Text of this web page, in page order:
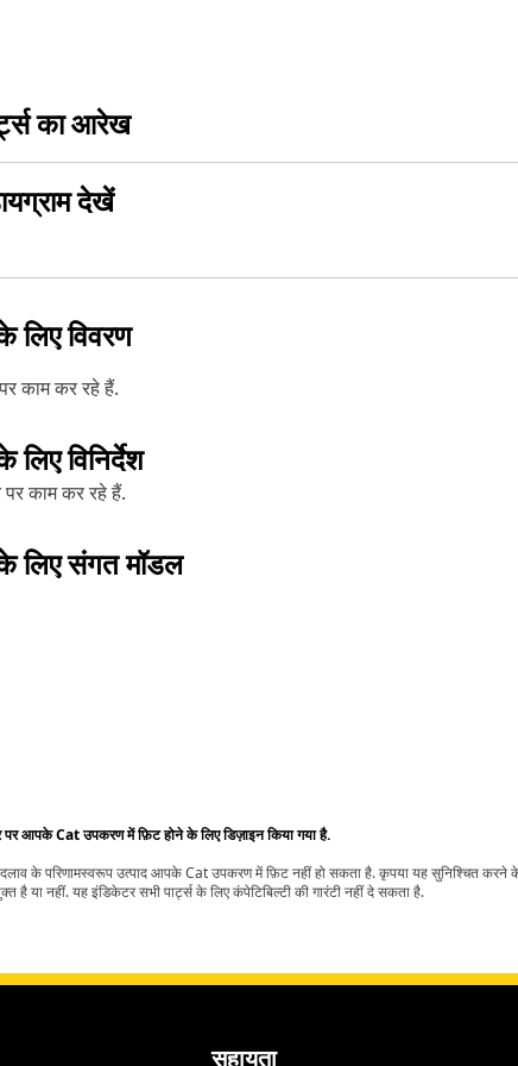
का आरेख
देखें
लिए विवरण
काम कर रहे हैं.
लिए विनिर्देश
पर काम कर रहे हैं.
लिए संगत मॉडल
पर आपके Cat उपकरण में फ़िट होने के लिए डिज़ाइन किया गया है.
के परिणामस्वरूप उत्पाद आपके Cat उपकरण में फ़िट नहीं हो सकता है. कृपया यह सुनिश्चित
या नहीं. यह इंडिकेटर सभी पार्ट्स के लिए कंपेटिबिल्टी की गारंटी नहीं दे सकता है.
सहायता